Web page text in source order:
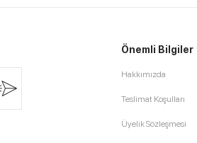
Önemli Bilgiler
Hakkımızda
Teslimat Koşulları
Üyelik Sözleşmesi